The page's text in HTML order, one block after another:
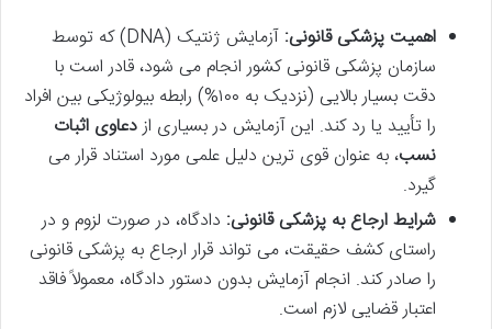
اهمیت پزشکی قانونی:
آزمایش ژنتیک (DNA) که توسط
سازمان پزشکی قانونی کشور انجام می شود، قادر است با
دقت بسیار بالایی (نزدیک به ۱۰۰%) رابطه بیولوژیکی بین افراد
را تأیید یا رد کند. این آزمایش در بسیاری ازدعاوی اثبات
نسب، به عنوان قوی ترین دلیل علمی مورد استناد قرار می
گیرد.
شرایط ارجاع به پزشکی قانونی: دادگاه، در صورت لزوم و در
راستای کشف حقیقت، می تواند قرار ارجاع به پزشکی قانونی
را صادر کند. انجام آزمایش بدون دستور دادگاه، معمولاً فاقد
اعتبار قضایی لازم است.